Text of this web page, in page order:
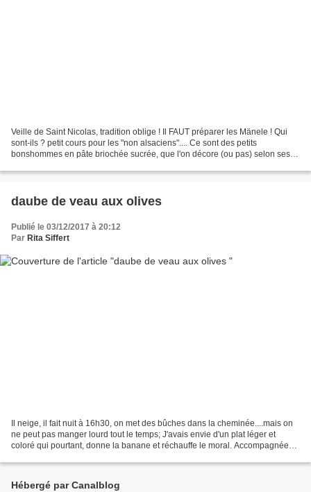
Veille de Saint Nicolas, tradition oblige ! Il FAUT préparer les Mänele ! Qui
sont-ils ? petit cours pour les "non alsaciens".... Ce sont des petits
bonshommes en pâte briochée sucrée, que l'on décore (ou pas) selon ses
daube de veau aux olives
Publié le 03/12/2017 à 20:12
Par Rita Siffert
Il neige, il fait nuit à 16h30, on met des bûches dans la cheminée....mais on
ne peut pas manger lourd tout le temps; J'avais envie d'un plat léger et
coloré qui pourtant, donne la banane et réchauffe le moral. Accompagnée
Hébergé par Canalblog